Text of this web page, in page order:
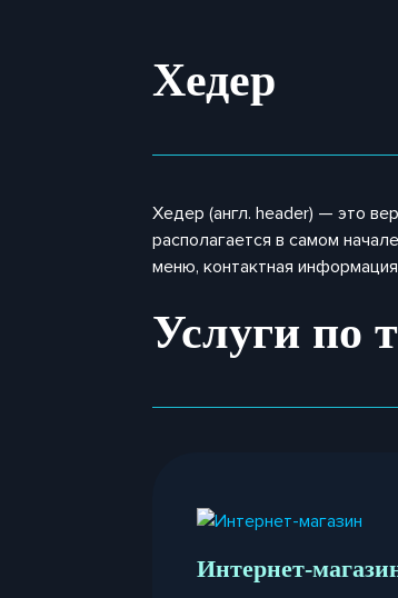
Хедер
Хедер (англ. header) — это
располагается в самом
меню, контактная
Услуги по
Интернет-